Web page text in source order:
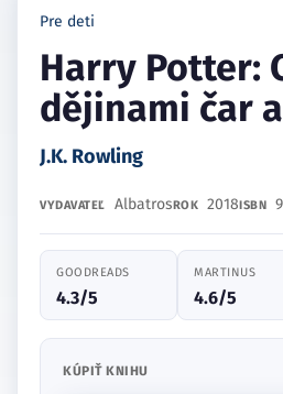
Pre deti
Harry Potter:
dějinami čar
J.K. Rowling
VYDAVATEĽ AlbatrosROK 2018ISBN
GOODREADS
4.3/5
MARTINUS
4.6/5
KÚPIŤ KNIHU